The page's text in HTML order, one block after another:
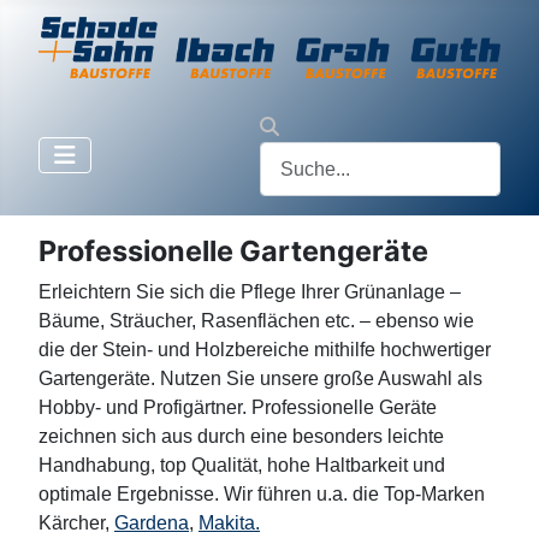
Professionelle Gartengeräte
Erleichtern Sie sich die Pflege Ihrer Grünanlage –
Bäume, Sträucher, Rasenflächen etc. – ebenso wie
die der Stein- und Holzbereiche mithilfe hochwertiger
Gartengeräte. Nutzen Sie unsere große Auswahl als
Hobby- und Profigärtner. Professionelle Geräte
zeichnen sich aus durch eine besonders leichte
Handhabung, top Qualität, hohe Haltbarkeit und
optimale Ergebnisse. Wir führen u.a. die Top-Marken
Kärcher, Gardena, Makita.